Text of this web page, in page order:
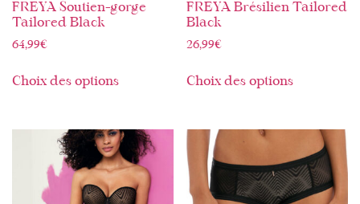
FREYA Soutien-gorge
Tailored Black
64,99€
Choix des options
FREYA Brésilien Tailored
Black
26,99€
Choix des options